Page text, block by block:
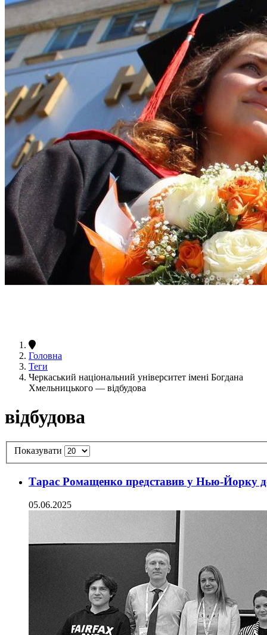
Головна
Теги
Черкаський національний університет імені Богдана
Хмельницького — відбудова
відбудова
Показувати
Тарас Ромащенко представив у Нью-Йорку
05.06.2025